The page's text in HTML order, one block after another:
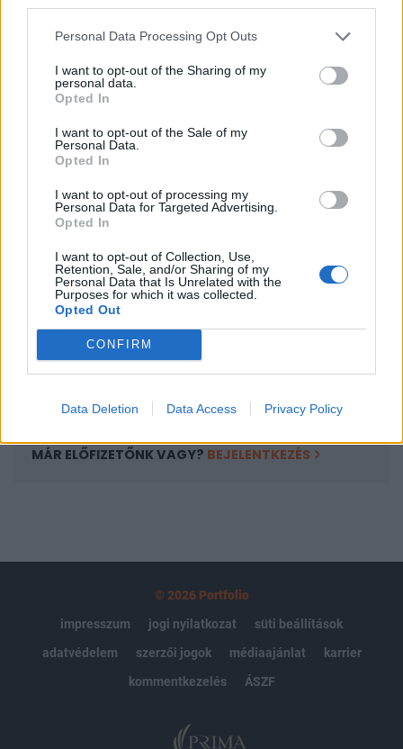
Personal Data Processing Opt Outs
I want to opt-out of the Sharing of my
personal data.
Opted In
I want to opt-out of the Sale of my
Personal Data.
Opted In
I want to opt-out of processing my
Personal Data for Targeted Advertising.
Opted In
I want to opt-out of Collection, Use,
Retention, Sale, and/or Sharing of my
Personal Data that Is Unrelated with the
Purposes for which it was collected.
Opted Out
CONFIRM
Data Deletion Data Access Privacy Policy
kal nőttek éves bázison az Egyesült Államokban, ami 30
éve a legnagyobb emelkedésnek számít. A novemberi adat
holnap érkezik. A piaci szereplők és elemzők megosztottak
az inflációs kilátásokkal...
KEDVES OLVASÓNK!
A keresett cikk a portfolio.hu hírarchívumához
tartozik, melynek olvasása előfizetéses
Az előfizetés a következőket tartalmazza:
Portfolio.hu teljes cikkarchívum
Kötéslisták: BÉT elmúlt 2 év napon belüli
kötéslistái
MÁR ELŐFIZETŐNK VAGY? BEJELENTKEZÉS
© 2026 Portfolio
impresszum
jogi nyilatkozat
süti beállítások
adatvédelem
szerzői jogok médiaajánlat
karrier
kommentkezelés
ÁSZF